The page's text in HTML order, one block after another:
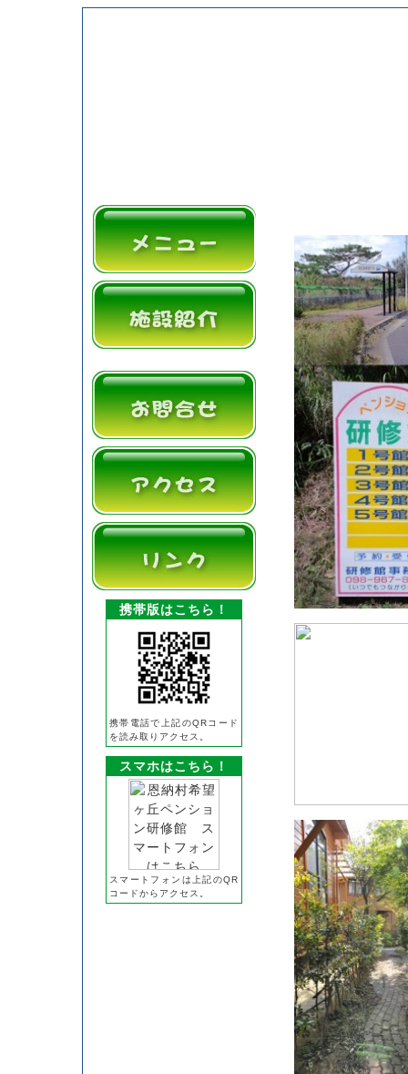
携帯版はこちら！
携帯電話で上記のQRコード
を読み取りアクセス。
スマホはこちら！
スマートフォンは上記のQR
コードからアクセス。